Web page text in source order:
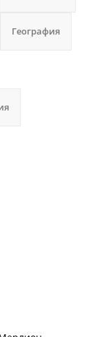
География